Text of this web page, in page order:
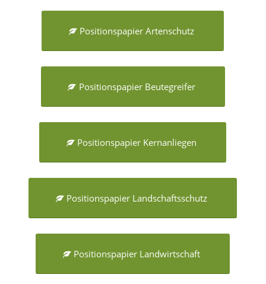
Positionspapier Artenschutz
Positionspapier Beutegreifer
Positionspapier Kernanliegen
Positionspapier Landschaftsschutz
Positionspapier Landwirtschaft